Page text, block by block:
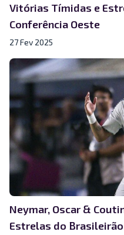
Vitórias Tímidas e
Conferência Oeste
27 Fev 2025
Neymar, Oscar &
Estrelas do